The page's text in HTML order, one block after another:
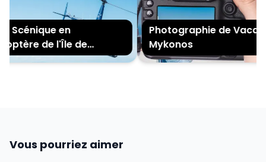
Scénique en
de l'Île de
Photographie de
Mykonos
Vous pourriez aimer